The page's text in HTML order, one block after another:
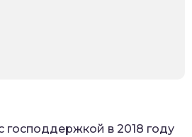
господдержкой в 2018 году